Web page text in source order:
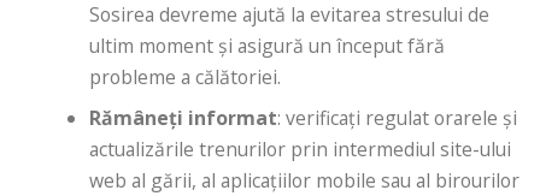
Sosirea devreme ajută la evitarea stresului de
ultim moment și asigură un început fără
probleme a călătoriei.
Rămâneți informat: verificați regulat orarele și
actualizările trenurilor prin intermediul site-ului
web al gării, al aplicațiilor mobile sau al birourilor